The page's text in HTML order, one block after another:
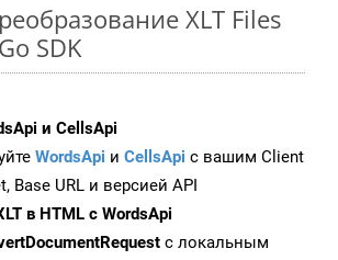
XLT Files
SDK
и CellsApi
WordsApi и CellsApi с вашим Client
Base URL и версией API
в HTML с WordsApi
с локальным